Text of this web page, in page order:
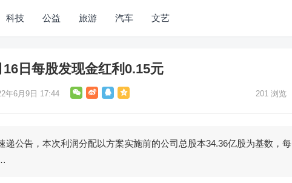
科技 公益 旅游 汽车 文艺
16日每股发现金红利0.15元
年6月9日 17:44 201 浏览
递公告，本次利润分配以方案实施前的公司总股本34.36亿股为基数，每